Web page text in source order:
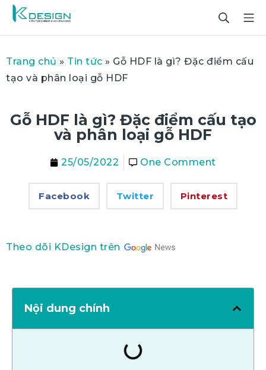
Trang chủ » Tin tức » Gỗ HDF là gì? Đặc điểm cấu
tạo và phân loại gỗ HDF
Gỗ HDF là gì? Đặc điểm cấu tạo
và phân loại gỗ HDF
25/05/2022 One Comment
Facebook Twitter Pinterest
Theo dõi KDesign trên
Nội dung chính